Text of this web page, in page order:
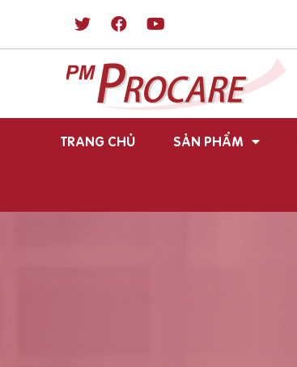
TRANG CHỦ SẢN PHẨM